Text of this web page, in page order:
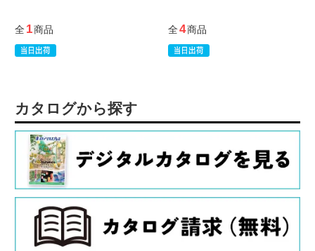
全 1商品 全4商品
カタログから探す